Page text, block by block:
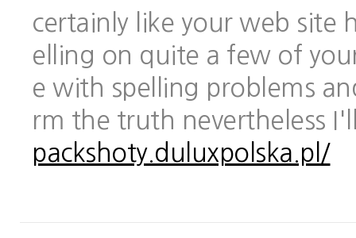
certainly like your web site
elling on quite a few of
e with spelling problems
rm the truth nevertheless
packshoty.duluxpolska.pl/